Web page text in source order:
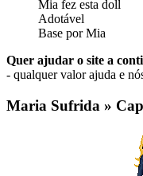
Mia fez esta doll
Adotável
Base por Mia
Quer ajudar o site a
- qualquer valor ajuda e
Maria Sufrida »